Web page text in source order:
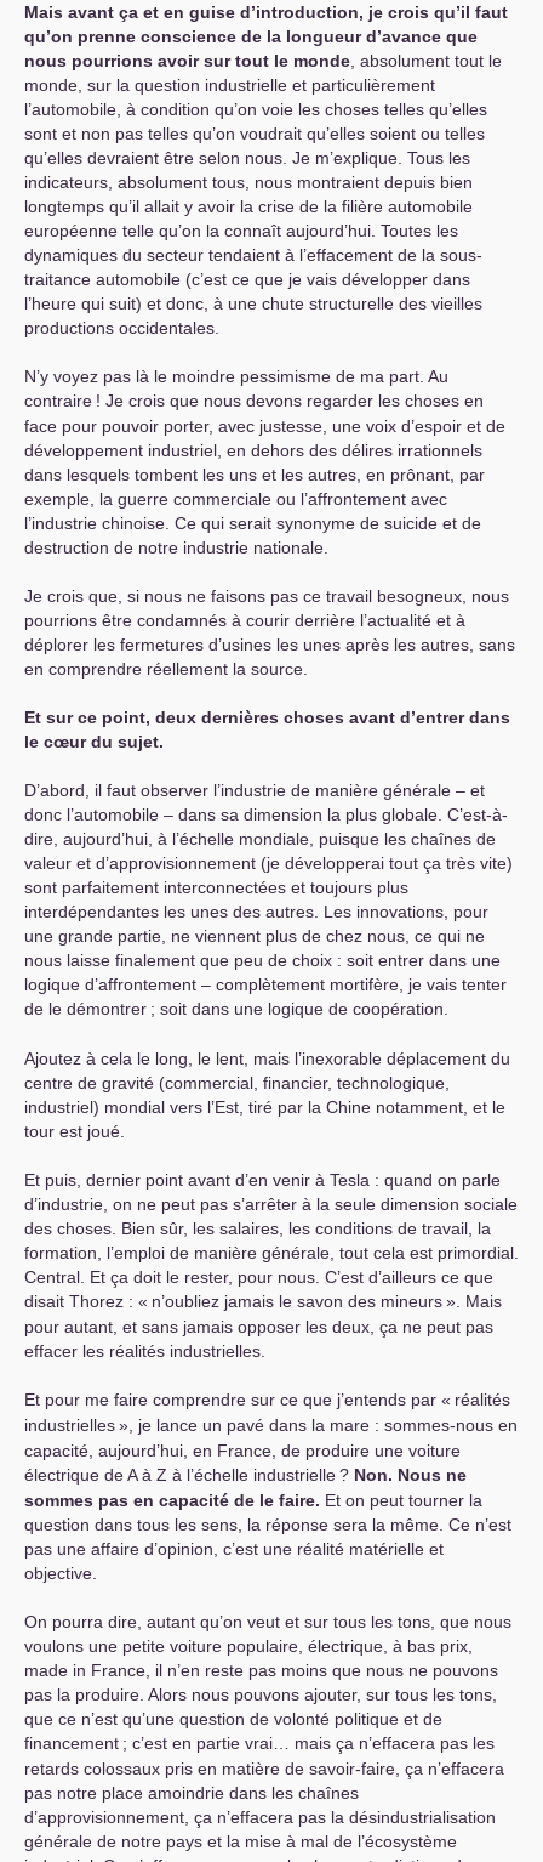
Mais avant ça et en guise d’introduction, je crois qu’il faut
qu’on prenne conscience de la longueur d’avance que
nous pourrions avoir sur tout le monde , absolument tout le
monde, sur la question industrielle et particulièrement
l’automobile, à condition qu’on voie les choses telles qu’elles
sont et non pas telles qu’on voudrait qu’elles soient ou telles
qu’elles devraient être selon nous. Je m’explique. Tous les
indicateurs, absolument tous, nous montraient depuis bien
longtemps qu’il allait y avoir la crise de la filière automobile
européenne telle qu’on la connaît aujourd’hui. Toutes les
dynamiques du secteur tendaient à l’effacement de la sous-
traitance automobile (c’est ce que je vais développer dans
l’heure qui suit) et donc, à une chute structurelle des vieilles
productions occidentales.
N’y voyez pas là le moindre pessimisme de ma part. Au
contraire ! Je crois que nous devons regarder les choses en
face pour pouvoir porter, avec justesse, une voix d’espoir et de
développement industriel, en dehors des délires irrationnels
dans lesquels tombent les uns et les autres, en prônant, par
exemple, la guerre commerciale ou l’affrontement avec
l’industrie chinoise. Ce qui serait synonyme de suicide et de
destruction de notre industrie nationale.
Je crois que, si nous ne faisons pas ce travail besogneux, nous
pourrions être condamnés à courir derrière l’actualité et à
déplorer les fermetures d’usines les unes après les autres, sans
en comprendre réellement la source.
Et sur ce point, deux dernières choses avant d’entrer dans
le cœur du sujet.
D’abord, il faut observer l’industrie de manière générale – et
donc l’automobile – dans sa dimension la plus globale. C’est-à-
dire, aujourd’hui, à l’échelle mondiale, puisque les chaînes de
valeur et d’approvisionnement (je développerai tout ça très vite)
sont parfaitement interconnectées et toujours plus
interdépendantes les unes des autres. Les innovations, pour
une grande partie, ne viennent plus de chez nous, ce qui ne
nous laisse finalement que peu de choix : soit entrer dans une
logique d’affrontement – complètement mortifère, je vais tenter
de le démontrer ; soit dans une logique de coopération.
Ajoutez à cela le long, le lent, mais l’inexorable déplacement du
centre de gravité (commercial, financier, technologique,
industriel) mondial vers l’Est, tiré par la Chine notamment, et le
tour est joué.
Et puis, dernier point avant d’en venir à Tesla : quand on parle
d’industrie, on ne peut pas s’arrêter à la seule dimension sociale
des choses. Bien sûr, les salaires, les conditions de travail, la
formation, l’emploi de manière générale, tout cela est primordial.
Central. Et ça doit le rester, pour nous. C’est d’ailleurs ce que
disait Thorez : « n’oubliez jamais le savon des mineurs». Mais
pour autant, et sans jamais opposer les deux, ça ne peut pas
effacer les réalités industrielles.
Et pour me faire comprendre sur ce que j’entends par « réalités
industrielles», je lance un pavé dans la mare : sommes-nous en
capacité, aujourd’hui, en France, de produire une voiture
électrique de A à Z à l’échelle industrielle? Non. Nous ne
sommes pas en capacité de le faire. Et on peut tourner la
question dans tous les sens, la réponse sera la même. Ce n’est
pas une affaire d’opinion, c’est une réalité matérielle et
objective.
On pourra dire, autant qu’on veut et sur tous les tons, que nous
voulons une petite voiture populaire, électrique, à bas prix,
made in France, il n’en reste pas moins que nous ne pouvons
pas la produire. Alors nous pouvons ajouter, sur tous les tons,
que ce n’est qu’une question de volonté politique et de
financement ; c’est en partie vrai… mais ça n’effacera pas les
retards colossaux pris en matière de savoir-faire, ça n’effacera
pas notre place amoindrie dans les chaînes
d’approvisionnement, ça n’effacera pas la désindustrialisation
générale de notre pays et la mise à mal de l’écosystème